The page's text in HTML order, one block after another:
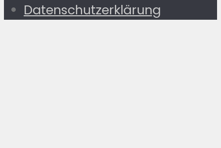
Datenschutzerklärung